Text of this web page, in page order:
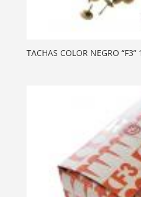
TACHAS COLOR NEGRO